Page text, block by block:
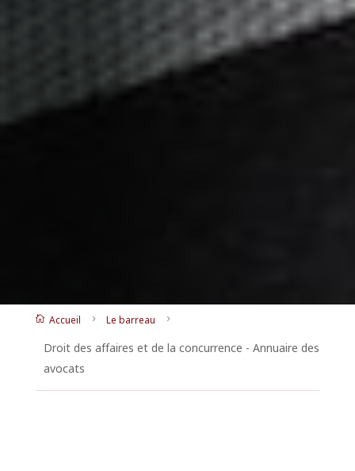
 Accueil 5 Le barreau 5
Droit des affaires et de la concurrence - Annuaire des
avocats